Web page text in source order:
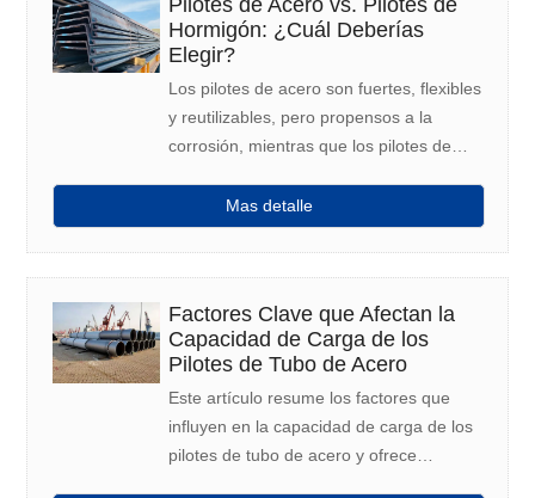
Hormigón: ¿Cuál Deberías
Elegir?
Los pilotes de acero son fuertes, flexibles
y reutilizables, pero propensos a la
corrosión, mientras que los pilotes de
la corrosión, lo que los hace más
adecuados para proyectos permanentes.
Mas detalle
Factores Clave que Afectan la
Capacidad de Carga de los
Pilotes de Tubo de Acero
Este artículo resume los factores que
influyen en la capacidad de carga de los
pilotes de tubo de acero y ofrece